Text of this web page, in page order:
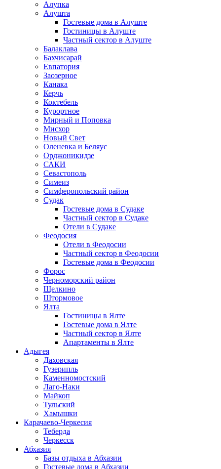
Алупка
Алушта
Гостевые дома в Алуште
Гостиницы в Алуште
Частный сектор в Алуште
Балаклава
Бахчисарай
Евпатория
Заозерное
Канака
Керчь
Коктебель
Курортное
Мирный и Поповка
Мисхор
Новый Свет
Оленевка и Беляус
Орджоникидзе
САКИ
Севастополь
Симеиз
Симферопольский район
Судак
Гостевые дома в Судаке
Частный сектор в Судаке
Отели в Судаке
Феодосия
Отели в Феодосии
Частный сектор в Феодосии
Гостевые дома в Феодосии
Форос
Черноморский район
Щелкино
Штормовое
Ялта
Гостиницы в Ялте
Гостевые дома в Ялте
Частный сектор в Ялте
Апартаменты в Ялте
Адыгея
Даховская
Гузерипль
Каменномостский
Лаго-Наки
Майкоп
Тульский
Хамышки
Карачаево-Черкесия
Теберда
Черкесск
Абхазия
Базы отдыха в Абхазии
Гостевые дома в Абхазии